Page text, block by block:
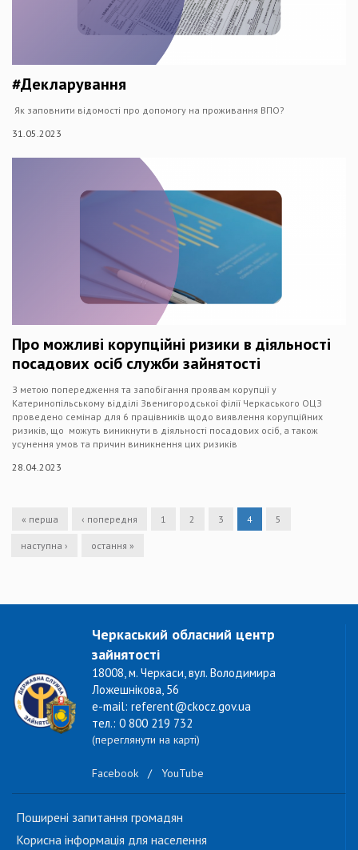
#Декларування
Як заповнити відомості про допомогу на проживання ВПО?
31.05.2023
Про можливі корупційні ризики в діяльності
посадових осіб служби зайнятості
З метою попередження та запобігання проявам корупції у
Катеринопільському відділі Звенигородської філії Черкаського ОЦЗ
проведено семінар для 6 працівників щодо виявлення корупційних
ризиків, що можуть виникнути в діяльності посадових осіб, а також
усунення умов та причин виникнення цих ризиків
28.04.2023
« перша ‹ попередня 1 2 3 4 5
наступна › остання »
Черкаський обласний центр
зайнятості
18008, м. Черкаси, вул. Володимира
Ложешнікова, 56
e-mail: referent@ckocz.gov.ua
тел.: 0 800 219 732
(переглянути на карті)
Facebook / YouTube
Поширені запитання громадян
Корисна інформація для населення